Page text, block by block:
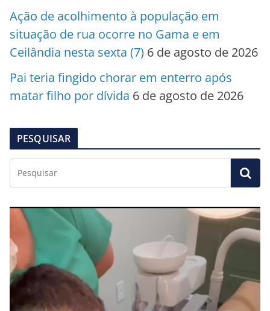
Ação de acolhimento à população em
situação de rua ocorre no Gama e em
Ceilândia nesta sexta (7) 6 de agosto de 2026
Pai teria fingido chorar em enterro após
matar filho por dívida 6 de agosto de 2026
PESQUISAR